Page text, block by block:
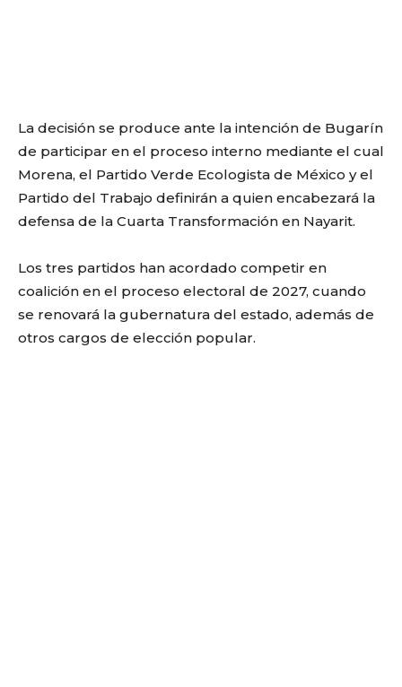
La decisión se produce ante la intención de Bugarín
de participar en el proceso interno mediante el cual
Morena, el Partido Verde Ecologista de México y el
Partido del Trabajo definirán a quien encabezará la
defensa de la Cuarta Transformación en Nayarit.
Los tres partidos han acordado competir en
coalición en el proceso electoral de 2027, cuando
se renovará la gubernatura del estado, además de
otros cargos de elección popular.